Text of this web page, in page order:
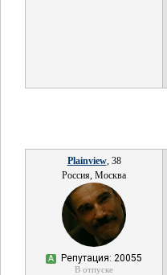
Plainview, 38
Россия, Москва
А Репутация: 20055
В отпуске